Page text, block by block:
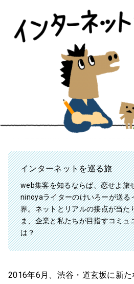
インターネットを巡る旅
web集客を知るならば、恋せよ旅
ninoyaライターのけいろーが送る
界。ネットとリアルの接点が当た
ま、企業と私たちが目指すコミュ
は？
2016年6月、渋谷・道玄坂に新